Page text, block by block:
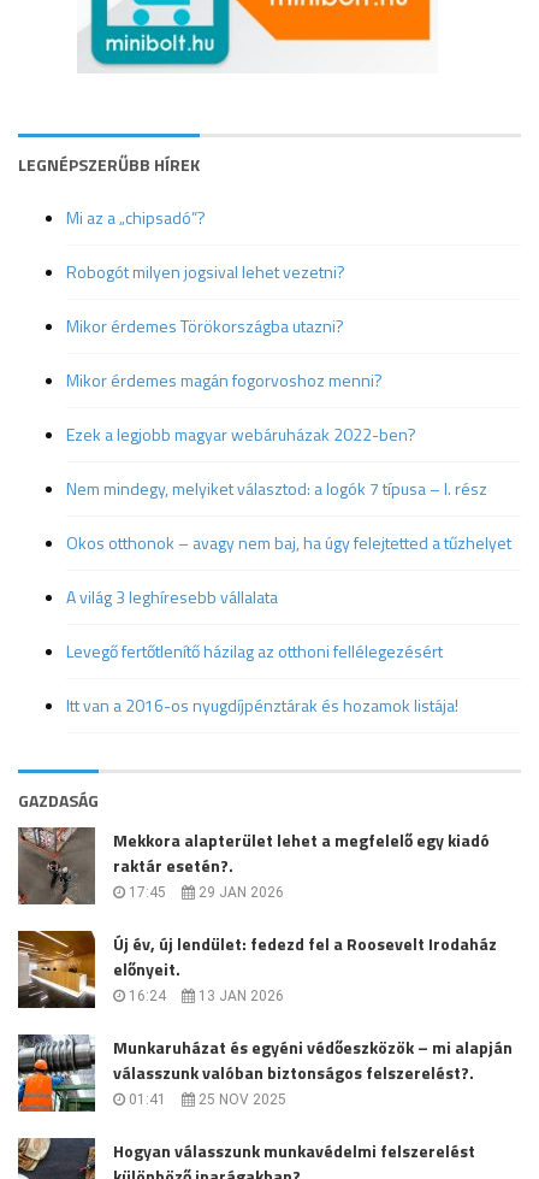
LEGNÉPSZERŰBB HÍREK
Mi az a „chipsadó”?
Robogót milyen jogsival lehet vezetni?
Mikor érdemes Törökországba utazni?
Mikor érdemes magán fogorvoshoz menni?
Ezek a legjobb magyar webáruházak 2022-ben?
Nem mindegy, melyiket választod: a logók 7 típusa – I. rész
Okos otthonok – avagy nem baj, ha úgy felejtetted a tűzhelyet
A világ 3 leghíresebb vállalata
Levegő fertőtlenítő házilag az otthoni fellélegezésért
Itt van a 2016-os nyugdíjpénztárak és hozamok listája!
GAZDASÁG
Mekkora alapterület lehet a megfelelő egy kiadó
raktár esetén?.
17:45 29 JAN 2026
Új év, új lendület: fedezd fel a Roosevelt Irodaház
előnyeit.
16:24 13 JAN 2026
Munkaruházat és egyéni védőeszközök – mi alapján
válasszunk valóban biztonságos felszerelést?.
01:41 25 NOV 2025
Hogyan válasszunk munkavédelmi felszerelést